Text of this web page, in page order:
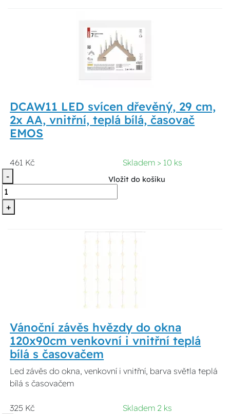
DCAW11 LED svícen dřevěný, 29 cm,
2x AA, vnitřní, teplá bílá, časovač
EMOS
461 Kč
Skladem > 10 ks
-
+
Vložit do košíku
Vánoční závěs hvězdy do okna
120x90cm venkovní i vnitřní teplá
bílá s časovačem
Led závěs do okna, venkovní i vnitřní, barva světla teplá
bílá s časovačem
325 Kč
Skladem 2 ks